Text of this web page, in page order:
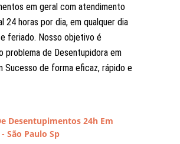
em geral com atendimento
24 horas por dia, em qualquer dia
e feriado. Nosso objetivo é
problema de Desentupidora em
Sucesso de forma eficaz, rápido e
Desentupimentos 24h Em
São Paulo Sp